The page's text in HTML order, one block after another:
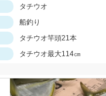
タチウオ
船釣り
タチウオ竿頭21本
タチウオ最大114㎝